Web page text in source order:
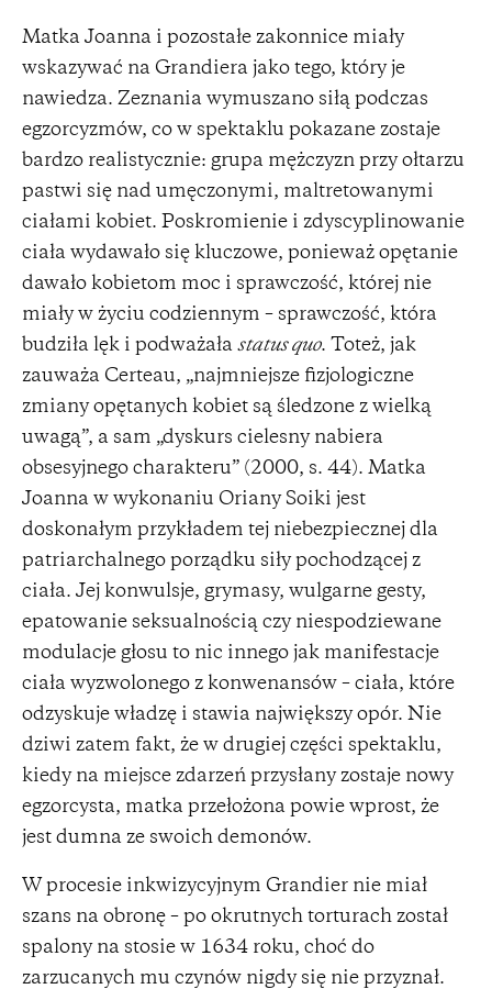
Matka Joanna i pozostałe zakonnice miały
wskazywać na Grandiera jako tego, który je
nawiedza. Zeznania wymuszano siłą podczas
egzorcyzmów, co w spektaklu pokazane zostaje
bardzo realistycznie: grupa mężczyzn przy ołtarzu
pastwi się nad umęczonymi, maltretowanymi
ciałami kobiet. Poskromienie i zdyscyplinowanie
ciała wydawało się kluczowe, ponieważ opętanie
dawało kobietom moc i sprawczość, której nie
miały w życiu codziennym – sprawczość, która
budziła lęk i podważała status quo. Toteż, jak
zauważa Certeau, „najmniejsze fizjologiczne
zmiany opętanych kobiet są śledzone z wielką
uwagą”, a sam „dyskurs cielesny nabiera
obsesyjnego charakteru” (2000, s. 44). Matka
Joanna w wykonaniu Oriany Soiki jest
doskonałym przykładem tej niebezpiecznej dla
patriarchalnego porządku siły pochodzącej z
ciała. Jej konwulsje, grymasy, wulgarne gesty,
epatowanie seksualnością czy niespodziewane
modulacje głosu to nic innego jak manifestacje
ciała wyzwolonego z konwenansów – ciała, które
odzyskuje władzę i stawia największy opór. Nie
dziwi zatem fakt, że w drugiej części spektaklu,
kiedy na miejsce zdarzeń przysłany zostaje nowy
egzorcysta, matka przełożona powie wprost, że
jest dumna ze swoich demonów.
W procesie inkwizycyjnym Grandier nie miał
szans na obronę – po okrutnych torturach został
spalony na stosie w 1634 roku, choć do
zarzucanych mu czynów nigdy się nie przyznał.